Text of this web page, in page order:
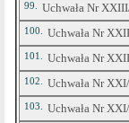
99. Uchwała Nr
100. Uchwała Nr
101. Uchwała Nr
102. Uchwała Nr
103. Uchwała Nr